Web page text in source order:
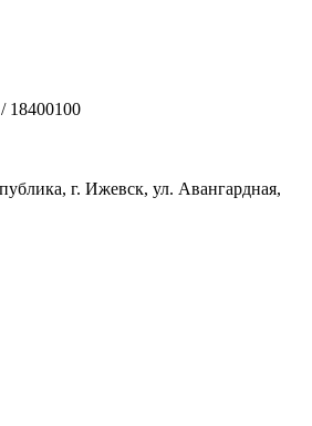
18400100
г. Ижевск, ул. Авангардная,